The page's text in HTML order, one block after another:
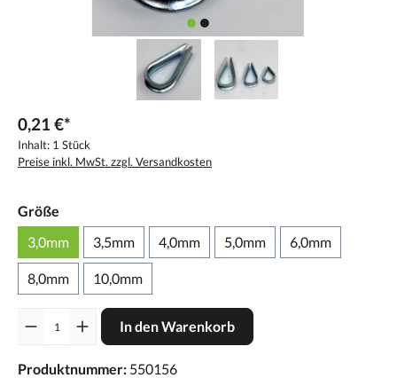
0,21 €*
Inhalt: 1 Stück
Preise inkl. MwSt. zzgl. Versandkosten
Größe
3,0mm
3,5mm 4,0mm 5,0mm 6,0mm
8,0mm 10,0mm
In den Warenkorb
Produktnummer: 550156